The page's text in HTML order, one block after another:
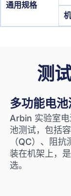
通用规格
测
多功能电
Arbin 实验室
池测试，包括
（QC）、阻
装在机架上，
选。